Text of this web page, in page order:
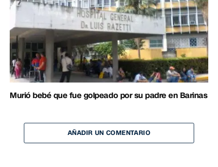
Murió bebé que fue golpeado por su padre en Barinas
AÑADIR UN COMENTARIO